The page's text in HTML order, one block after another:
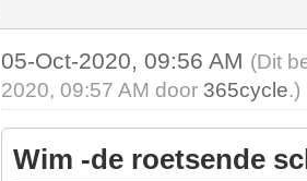
05-Oct-2020, 09:56 AM (Dit
2020, 09:57 AM door 365cycle.)
Wim -de roetsende